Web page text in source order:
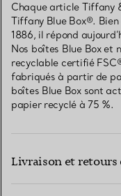
Chaque article Tiffany
Tiffany Blue Box®.
1886, il répond
Nos boîtes Blue Box et
recyclable certifié
fabriqués à partir de
boîtes Blue Box sont
papier recyclé à 75 %.
Livraison et retours